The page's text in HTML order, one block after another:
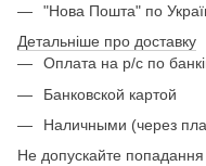
"Нова Пошта" по
Детальніше про доставку
Оплата на р/с по
Банковской картой
Наличными (через
Не допускайте